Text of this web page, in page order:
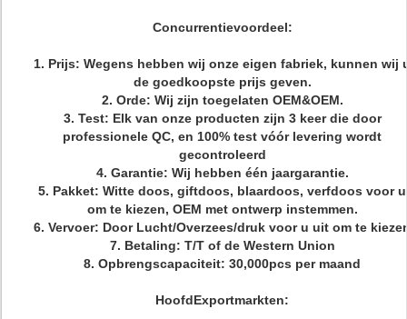
Concurrentievoordeel:
1. Prijs: Wegens hebben wij onze eigen fabriek, kunnen wij
de goedkoopste prijs geven.
2. Orde: Wij zijn toegelaten OEM&OEM.
3. Test: Elk van onze producten zijn 3 keer die door
professionele QC, en 100% test vóór levering wordt
gecontroleerd
4. Garantie: Wij hebben één jaargarantie.
5. Pakket: Witte doos, giftdoos, blaardoos, verfdoos voor u
om te kiezen, OEM met ontwerp instemmen.
6. Vervoer: Door Lucht/Overzees/druk voor u uit om te
7. Betaling: T/T of de Western Union
8. Opbrengscapaciteit: 30,000pcs per maand
HoofdExportmarkten: